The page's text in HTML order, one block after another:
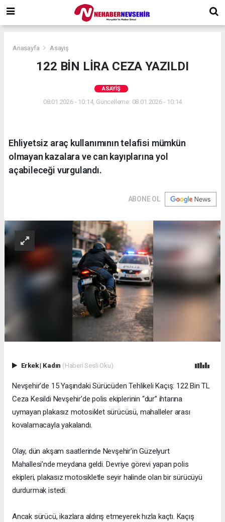
Anasayfa Asayiş
122 BİN LİRA CEZA YAZILDI
ASAYIŞ
08.01.2026 - 10:14, Güncelleme: 08.01.2026 - 10:14
Ehliyetsiz araç kullanımının telafisi mümkün
olmayan kazalara ve can kayıplarına yol
açabileceği vurgulandı.
ABONE OL
Erkek| Kadın (Haberi Sesli Oku)
Nevşehir’de 15 Yaşındaki Sürücüden Tehlikeli Kaçış: 122 Bin TL
Ceza Kesildi Nevşehir’de polis ekiplerinin “dur” ihtarına
uymayan plakasız motosiklet sürücüsü, mahalleler arası
kovalamacayla yakalandı.
Olay, dün akşam saatlerinde Nevşehir’in Güzelyurt
Mahallesi’nde meydana geldi. Devriye görevi yapan polis
ekipleri, plakasız motosikletle seyir halinde olan bir sürücüyü
durdurmak istedi.
Ancak sürücü, ikazlara aldırış etmeyerek hızla kaçtı. Kaçış